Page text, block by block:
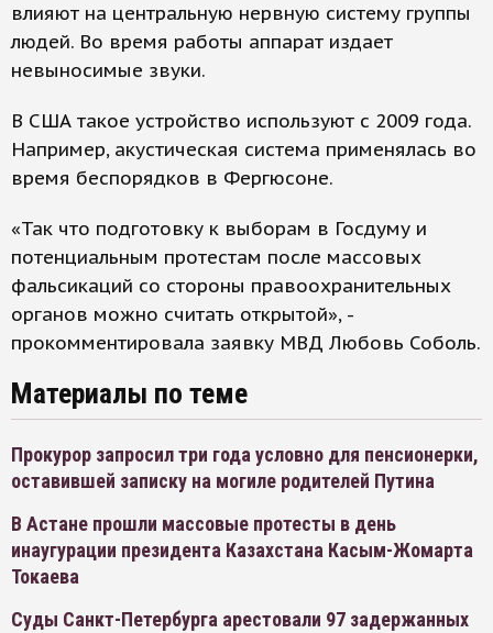
влияют на центральную нервную систему группы
людей. Во время работы аппарат издает
невыносимые звуки.
В США такое устройство используют с 2009 года.
Например, акустическая система применялась во
время беспорядков в Фергюсоне.
«Так что подготовку к выборам в Госдуму и
потенциальным протестам после массовых
фальсикаций со стороны правоохранительных
органов можно считать открытой», -
прокомментировала заявку МВД Любовь Соболь.
Материалы по теме
Прокурор запросил три года условно для пенсионерки,
оставившей записку на могиле родителей Путина
В Астане прошли массовые протесты в день
инаугурации президента Казахстана Касым-Жомарта
Токаева
Суды Санкт-Петербурга арестовали 97 задержанных